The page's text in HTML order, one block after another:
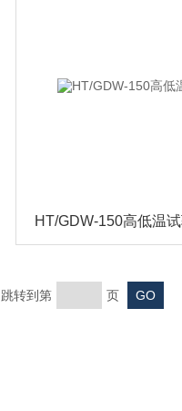
HT/GDW-150高低温
跳转到第 页